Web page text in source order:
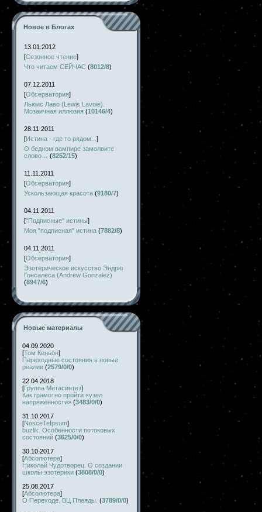
Новое в Блогах
13.01.2012
[Сезонное чтение]
Что читаем СЕЙЧАС (8012/8)
07.12.2011
[Обсерватория]
Льюис Лаво (Lewis Lavoie).
Мозаичная иллюзия (10146/4)
28.11.2011
[Истина - где то рядом... ]
О бедном вампире замолвите
слово…
(8252/15)
11.11.2011
[Обсерватория]
Ускользающая красота (9180/7)
04.11.2011
["Подписные" истины]
Моя "подписная" истина (7882/8)
04.11.2011
[Обсерватория]
Эзотерическое искусство Эндрю
Гонсалеса (Andrew Gonzalez)
(8947/6)
Новые материалы
04.09.2020
[Том Кеньон]
Переходные состояния в новые
реалии (2579/0/0)
22.04.2018
[Группа Метасинтез]
Как грамотно пройти «узел
напряженности» (3483/0/0)
31.10.2017
[NosceTeIpsum]
buzlik. Особенности потоковых
состояний (3625/0/0)
30.10.2017
[Абсолютера]
Николай Чудотворец. О создании
школы эзотерики (3808/0/0)
25.08.2017
[Абсолютера]
О Переходе. ВЦ Плеяды. (3789/0/0)